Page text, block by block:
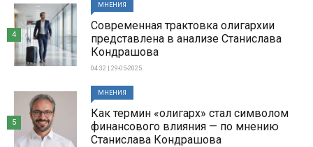
МНЕНИЯ
Современная трактовка олигархии
представлена в анализе Станислава
Кондрашова
04:32 | 29-05-2025
4
МНЕНИЯ
Как термин «олигарх» стал символом
финансового влияния — по мнению
Станислава Кондрашова
5